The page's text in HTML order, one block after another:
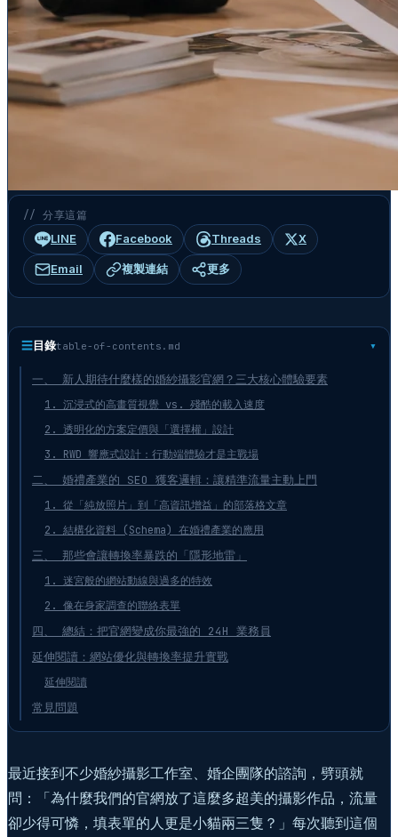
// 分享這篇
LINE Facebook Threads X
Email 複製連結 更多
☰目錄table-of-contents.md
一、 新人期待什麼樣的婚紗攝影官網？三大核心體驗要素
1. 沉浸式的高畫質視覺 vs. 殘酷的載入速度
2. 透明化的方案定價與「選擇權」設計
3. RWD 響應式設計：行動端體驗才是主戰場
二、 婚禮產業的 SEO 獲客邏輯：讓精準流量主動上門
1. 從「純放照片」到「高資訊增益」的部落格文章
2. 結構化資料 (Schema) 在婚禮產業的應用
三、 那些會讓轉換率暴跌的「隱形地雷」
1. 迷宮般的網站動線與過多的特效
2. 像在身家調查的聯絡表單
四、 總結：把官網變成你最強的 24H 業務員
延伸閱讀：網站優化與轉換率提升實戰
延伸閱讀
常見問題
最近接到不少婚紗攝影工作室、婚企團隊的諮詢，劈頭就
問：「為什麼我們的官網放了這麼多超美的攝影作品，流量
卻少得可憐，填表單的人更是小貓兩三隻？」每次聽到這個